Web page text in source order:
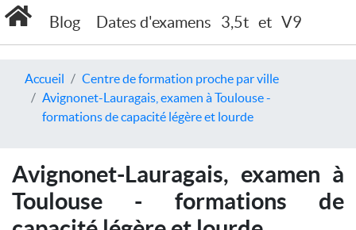
Blog Dates d'examens 3,5t et V9
Accueil
Centre de formation proche par ville
Avignonet-Lauragais, examen à Toulouse -
formations de capacité légère et lourde
Avignonet-Lauragais, examen à
Toulouse - formations de